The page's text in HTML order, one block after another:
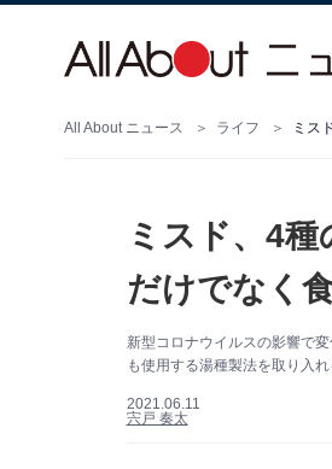
All About ニュース ライフ ミス
ミスド、4
だけでなく
新型コロナウイルスの影響で
も使用する湯種製法を取り入
2021.06.11
宍戸 奏太